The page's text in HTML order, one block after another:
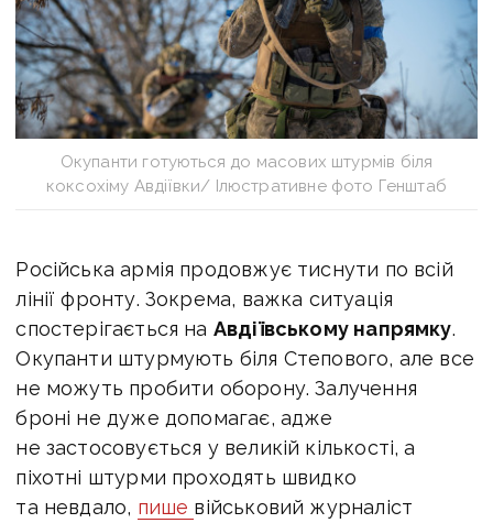
Окупанти готуються до масових штурмів біля
коксохіму Авдіївки/ Ілюстративне фото Генштаб
Російська армія продовжує тиснути по всій
лінії фронту. Зокрема, важка ситуація
спостерігається на Авдіївському напрямку.
Окупанти штурмують біля Степового, але все
не можуть пробити оборону. Залучення
броні не дуже допомагає, адже
не застосовується у великій кількості, а
піхотні штурми проходять швидко
та невдало, пише військовий журналіст